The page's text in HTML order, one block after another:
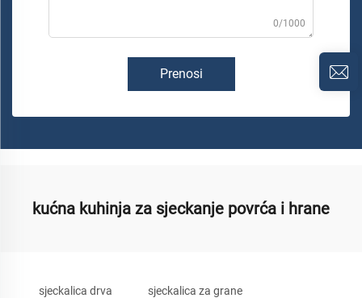
0/1000
Prenosi
kućna kuhinja za sjeckanje povrća i hrane
sjeckalica drva sjeckalica za grane